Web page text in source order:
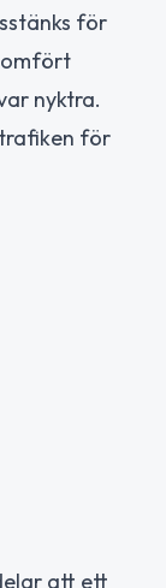
för
nyktra.
för
att ett